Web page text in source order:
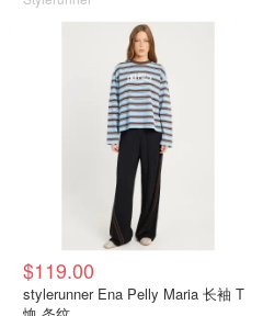
$119.00
stylerunner Ena Pelly Maria 长袖 T